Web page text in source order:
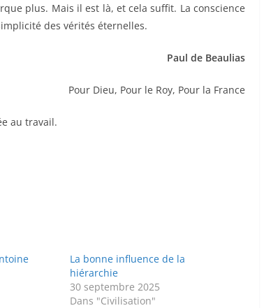
plus. Mais il est là, et cela suffit. La conscience
des vérités éternelles.
Paul de Beaulias
Pour Dieu, Pour le Roy, Pour la France
au travail.
La bonne influence de la
hiérarchie
30 septembre 2025
Dans "Civilisation"